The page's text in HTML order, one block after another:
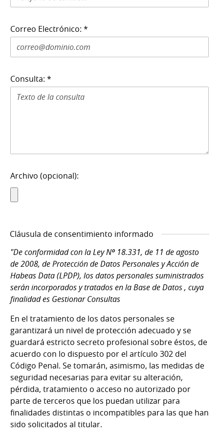
Correo Electrónico: *
Consulta: *
Archivo (opcional):
Cláusula de consentimiento informado
"De conformidad con la Ley Nº 18.331, de 11 de agosto
de 2008, de Protección de Datos Personales y Acción de
Habeas Data (LPDP), los datos personales suministrados
serán incorporados y tratados en la Base de Datos , cuya
finalidad es Gestionar Consultas
En el tratamiento de los datos personales se
garantizará un nivel de protección adecuado y se
guardará estricto secreto profesional sobre éstos, de
acuerdo con lo dispuesto por el artículo 302 del
Código Penal. Se tomarán, asimismo, las medidas de
seguridad necesarias para evitar su alteración,
pérdida, tratamiento o acceso no autorizado por
parte de terceros que los puedan utilizar para
finalidades distintas o incompatibles para las que han
sido solicitados al titular.